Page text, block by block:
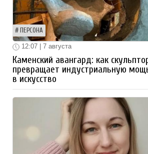
ПЕРСОНА
12:07 | 7 августа
Каменский авангард: как
превращает индустриальную
в искусство